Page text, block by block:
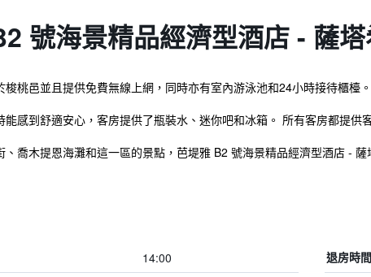
號海景精品經濟型酒店 - 薩
梭桃邑並且提供免費無線上網，同時亦有室內游泳池和24小時接待櫃檯
能感到舒適安心，客房提供了瓶裝水、迷你吧和冰箱。 所有客房都提供
、喬木提恩海灘和這一區的景點，芭堤雅 B2 號海景精品經濟型酒店 -
14:00 退房時間